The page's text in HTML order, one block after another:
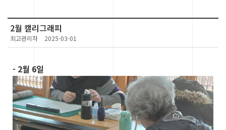
2월 캘리그래피
최고관리자 2025-03-01
- 2월 6일